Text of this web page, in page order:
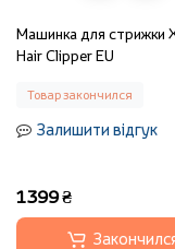
Машинка для стрижки
Hair Clipper EU
Товар закончился
Залишити відгук
1399 ₴